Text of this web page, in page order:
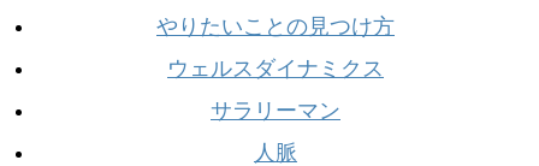
やりたいことの見つけ方
ウェルスダイナミクス
サラリーマン
人脈